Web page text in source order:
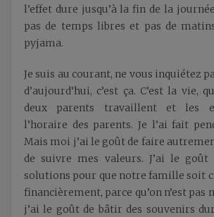
l’effet dure jusqu’à la fin de la
pas de temps libres et pas de
pyjama.
Je suis au courant, ne vous inquiétez
d’aujourd’hui, c’est ça. C’est la vie,
deux parents travaillent et les
l’horaire des parents. Je l’ai fait
Mais moi j’ai le goût de faire
de suivre mes valeurs. J’ai le
solutions pour que notre famille soit
financièrement, parce qu’on n’est
j’ai le goût de bâtir des souvenirs